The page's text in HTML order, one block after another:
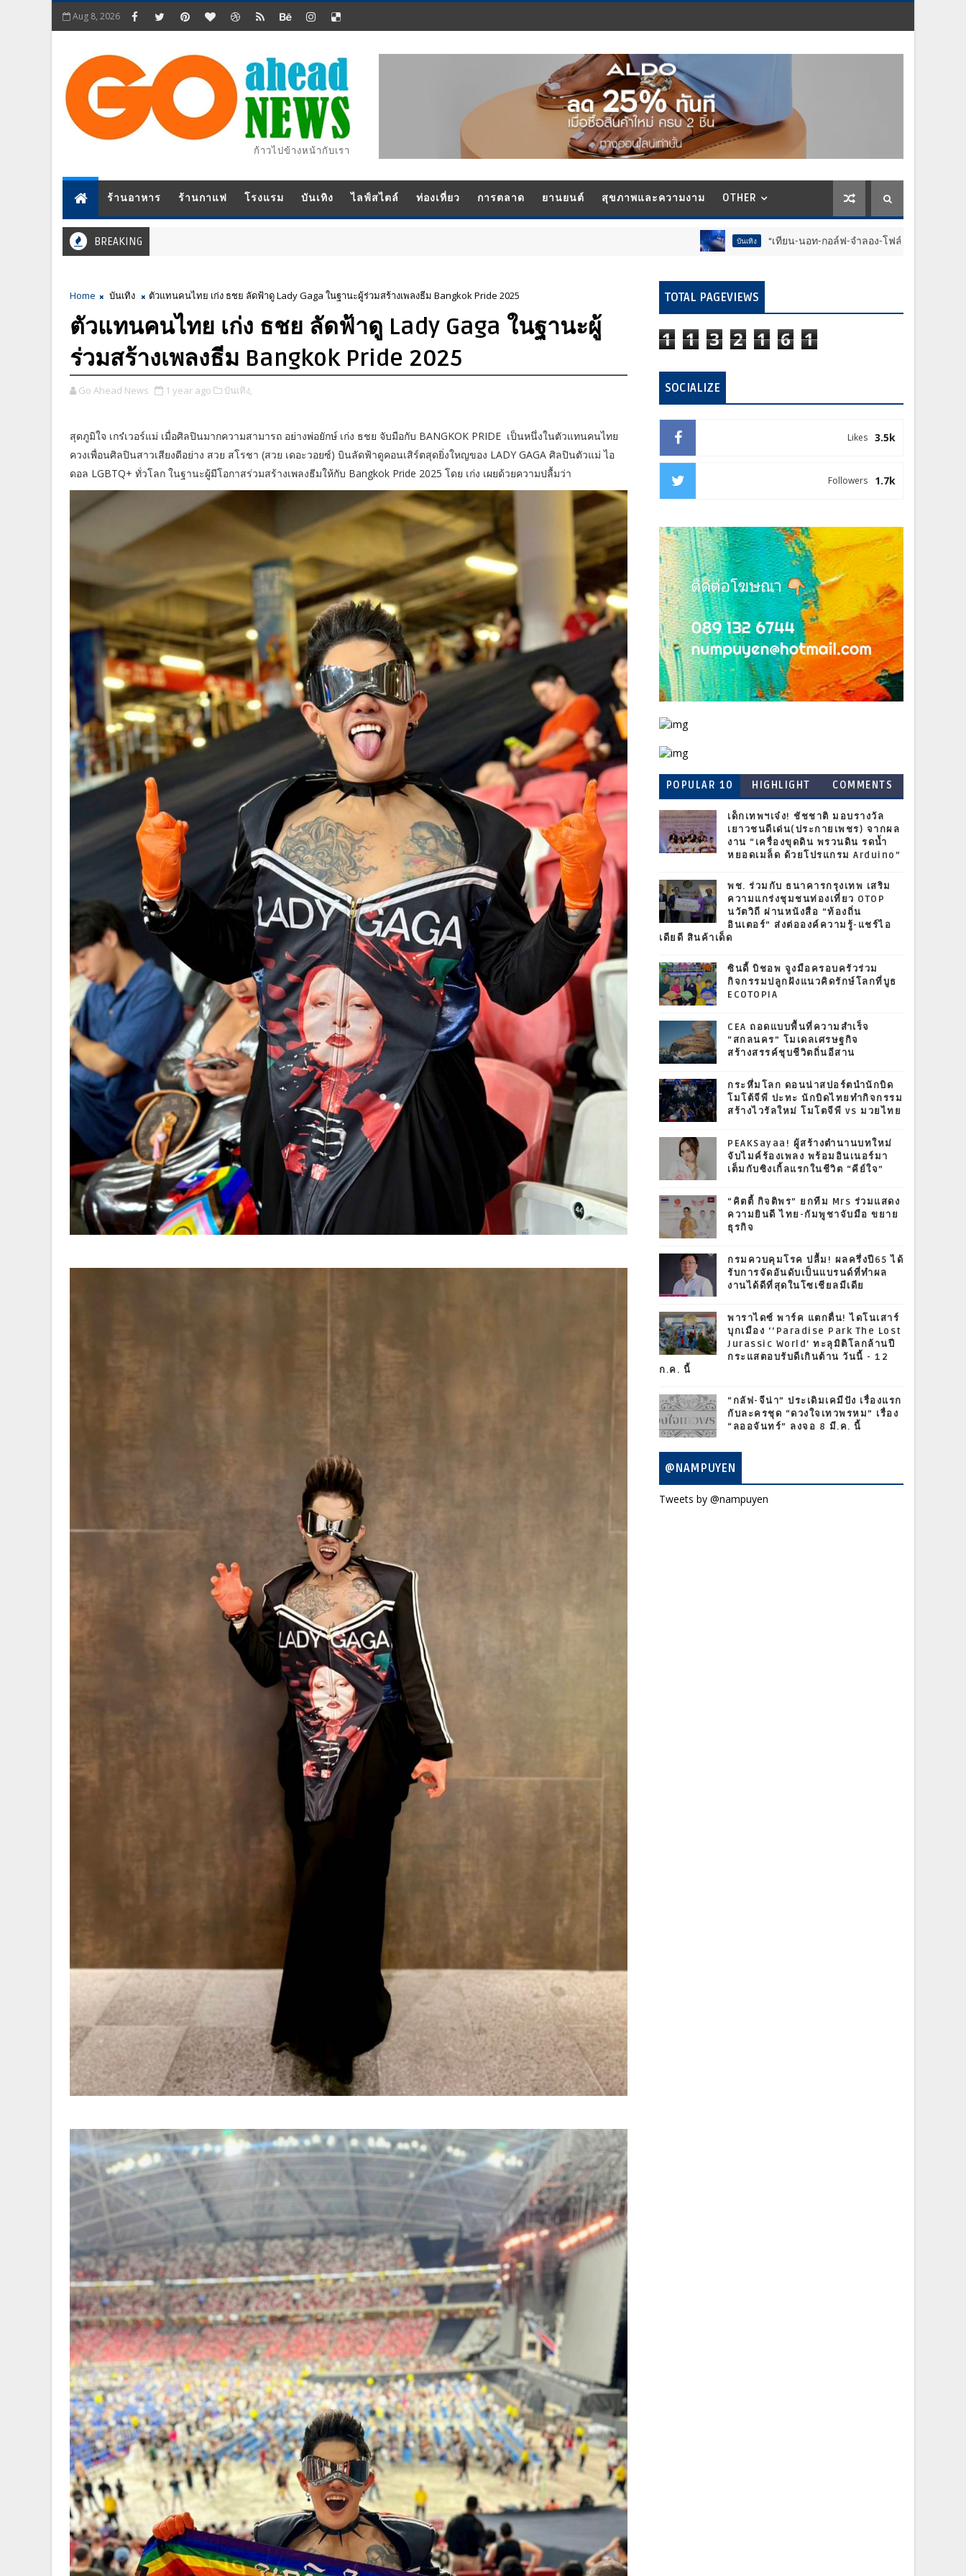
Aug 8, 2026
ก้าวไปข้างหน้ากับเรา
ร้านอาหาร ร้านกาแฟ โรงแรม บันเทิง ไลฟ์สไตล์ ท่องเที่ยว การตลาด ยานยนต์ สุขภาพและความงาม OTHER
BREAKING “เทียน-นอท-กอล์ฟ-จำลอง-โฟล์ค” ร้องจ๊าก!! อุปกรณ์ม่วนจอยงาน
Home บันเทิง ตัวแทนคนไทย เก่ง ธชย ลัดฟ้าดู Lady Gaga ในฐานะผู้ร่วมสร้างเพลงธีม Bangkok Pride 2025
ตัวแทนคนไทย เก่ง ธชย ลัดฟ้าดู Lady Gaga ในฐานะผู้
ร่วมสร้างเพลงธีม Bangkok Pride 2025
Go Ahead News 1 year ago บันเทิง,
สุดภูมิใจ เกร๋เวอร์แม่ เมื่อศิลปินมากความสามารถ อย่างพ่อยักษ์ เก่ง ธชย จับมือกับ BANGKOK PRIDE เป็นหนึ่งในตัวแทนคนไทย
ควงเพื่อนศิลปินสาวเสียงดีอย่าง สวย สโรชา (สวย เดอะวอยซ์) บินลัดฟ้าดูคอนเสิร์ตสุดยิ่งใหญของ LADY GAGA ศิลปินตัวแม่ ไอ
ดอล LGBTQ+ ทั่วโลก ในฐานะผู้มีโอกาสร่วมสร้างเพลงธีมให้กับ Bangkok Pride 2025 โดย เก่ง เผยด้วยความปลื้มว่า
TOTAL PAGEVIEWS
1 1 3 2 1 6 1
SOCIALIZE
3.5k
Likes
1.7k
Followers
POPULAR 10 HIGHLIGHT COMMENTS
เด็กเทพฯเจ๋ง! ชัชชาติ มอบรางวัล
เยาวชนดีเด่น(ประกายเพชร) จากผล
งาน “เครื่องขุดดิน พรวนดิน รดน้ำ
หยอดเมล็ด ด้วยโปรแกรม Arduino”
พช. ร่วมกับ ธนาคารกรุงเทพ เสริม
ความแกร่งชุมชนท่องเที่ยว OTOP
นวัตวิถี ผ่านหนังสือ “ท้องถิ่น
อินเตอร์” ส่งต่อองค์ความรู้-แชร์ไอ
เดียดี สินค้าเด็ด
ซินดี้ บิชอพ จูงมือครอบครัวร่วม
กิจกรรมปลูกฝังแนวคิดรักษ์โลกที่บูธ
ECOTOPIA
CEA ถอดแบบพื้นที่ความสำเร็จ
“สกลนคร” โมเดลเศรษฐกิจ
สร้างสรรค์ชุบชีวิตถิ่นอีสาน
กระหึ่มโลก ดอนน่าสปอร์ตนำนักบิด
โมโต้จีพี ปะทะ นักบิดไทยทำกิจกรรม
สร้างไวรัลใหม่ โมโตจีพี vs มวยไทย
PEAKSayaa! ผู้สร้างตำนานบทใหม่
จับไมค์ร้องเพลง พร้อมอินเนอร์มา
เต็มกับซิงเกิ้ลแรกในชีวิต “คีย์ใจ”
“คิตตี้ กิจติพร” ยกทีม Mrs ร่วมแสดง
ความยินดี ไทย-กัมพูชาจับมือ ขยาย
ธุรกิจ
กรมควบคุมโรค ปลื้ม! ผลครึ่งปี65 ได้
รับการจัดอันดับเป็นแบรนด์ที่ทำผล
งานได้ดีที่สุดในโซเชียลมีเดีย
พาราไดซ์ พาร์ค แตกตื่น! ไดโนเสาร์
บุกเมือง ‘‘Paradise Park The Lost
Jurassic World’ ทะลุมิติโลกล้านปี
กระแสตอบรับดีเกินต้าน วันนี้ - 12
ก.ค. นี้
“กลัฟ-จีน่า” ประเดิมเคมีปัง เรื่องแรก
กับละครชุด “ดวงใจเทวพรหม” เรื่อง
“ลออจันทร์” ลงจอ 8 มี.ค. นี้
@NAMPUYEN
Tweets by @nampuyen